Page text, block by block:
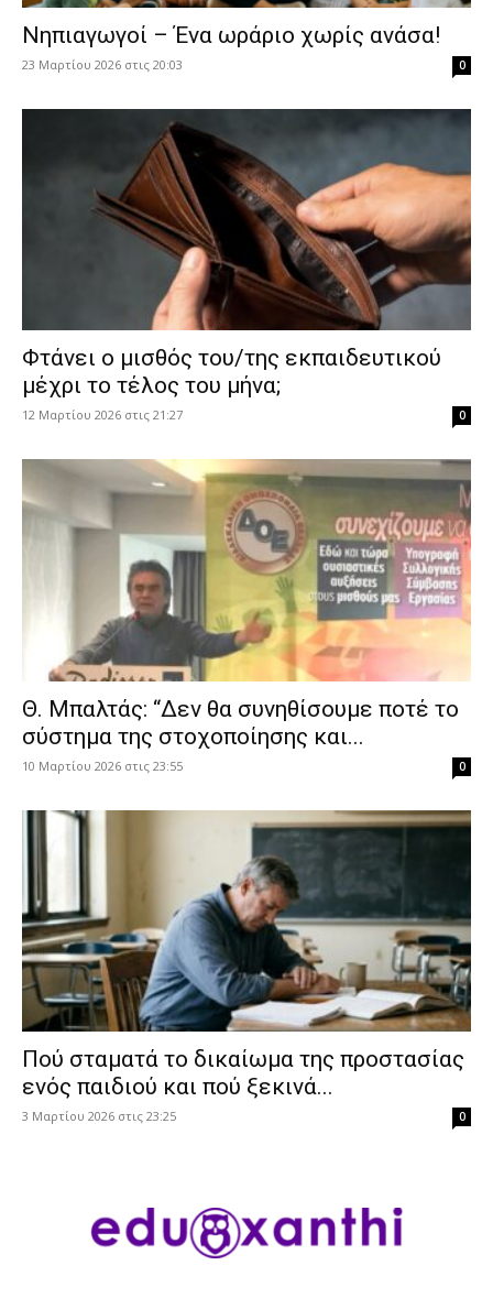
Νηπιαγωγοί – Ένα ωράριο χωρίς ανάσα!
23 Μαρτίου 2026 στις 20:03 0
Φτάνει ο μισθός του/της εκπαιδευτικού
μέχρι το τέλος του μήνα;
12 Μαρτίου 2026 στις 21:27 0
Θ. Μπαλτάς: “Δεν θα συνηθίσουμε ποτέ το
σύστημα της στοχοποίησης και...
10 Μαρτίου 2026 στις 23:55 0
Πού σταματά το δικαίωμα της προστασίας
ενός παιδιού και πού ξεκινά...
3 Μαρτίου 2026 στις 23:25 0